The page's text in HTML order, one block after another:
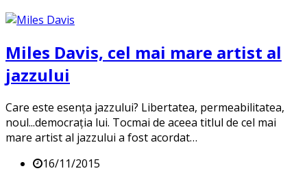
Miles Davis, cel mai mare artist al
jazzului
Care este esența jazzului? Libertatea, permeabilitatea,
noul...democrația lui. Tocmai de aceea titlul de cel mai
mare artist al jazzului a fost acordat…
16/11/2015